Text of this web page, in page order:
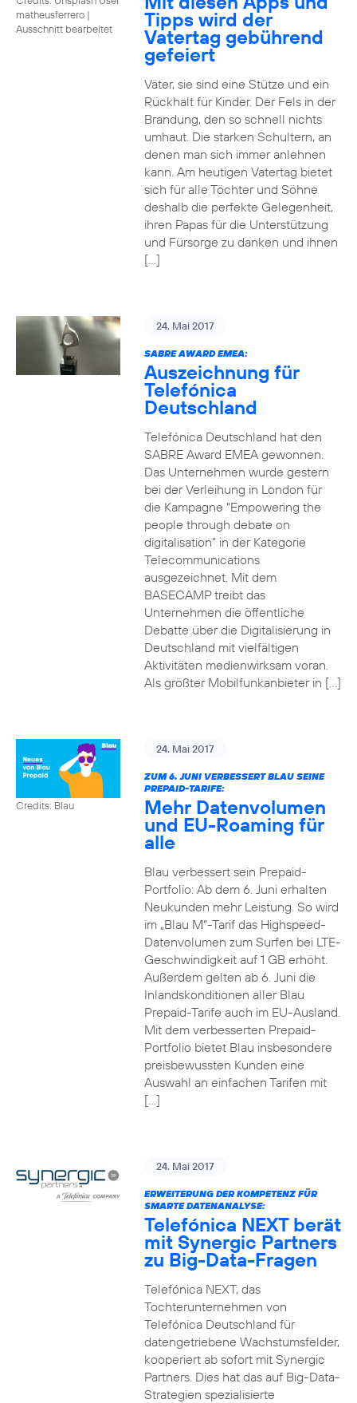
matheusferrero |
Ausschnitt bearbeitet
Tipps wird der
Vatertag gebührend
gefeiert
Väter, sie sind eine Stütze und ein
Rückhalt für Kinder. Der Fels in der
Brandung, den so schnell nichts
umhaut. Die starken Schultern, an
denen man sich immer anlehnen
kann. Am heutigen Vatertag bietet
sich für alle Töchter und Söhne
deshalb die perfekte Gelegenheit,
ihren Papas für die Unterstützung
und Fürsorge zu danken und ihnen
[…]
24. Mai 2017
SABRE AWARD EMEA:
Auszeichnung für
Telefónica
Deutschland
Telefónica Deutschland hat den
SABRE Award EMEA gewonnen.
Das Unternehmen wurde gestern
bei der Verleihung in London für
die Kampagne “Empowering the
people through debate on
digitalisation” in der Kategorie
Telecommunications
ausgezeichnet. Mit dem
BASECAMP treibt das
Unternehmen die öffentliche
Debatte über die Digitalisierung in
Deutschland mit vielfältigen
Aktivitäten medienwirksam voran.
Als größter Mobilfunkanbieter in […]
Credits: Blau
24. Mai 2017
ZUM 6. JUNI VERBESSERT BLAU SEINE
PREPAID-TARIFE:
Mehr Datenvolumen
und EU-Roaming für
alle
Blau verbessert sein Prepaid-
Portfolio: Ab dem 6. Juni erhalten
Neukunden mehr Leistung. So wird
im „Blau M“-Tarif das Highspeed-
Datenvolumen zum Surfen bei LTE-
Geschwindigkeit auf 1 GB erhöht.
Außerdem gelten ab 6. Juni die
Inlandskonditionen aller Blau
Prepaid-Tarife auch im EU-Ausland.
Mit dem verbesserten Prepaid-
Portfolio bietet Blau insbesondere
preisbewussten Kunden eine
Auswahl an einfachen Tarifen mit
[…]
24. Mai 2017
ERWEITERUNG DER KOMPETENZ FÜR
SMARTE DATENANALYSE:
Telefónica NEXT berät
mit Synergic Partners
zu Big-Data-Fragen
Telefónica NEXT, das
Tochterunternehmen von
Telefónica Deutschland für
datengetriebene Wachstumsfelder,
kooperiert ab sofort mit Synergic
Partners. Dies hat das auf Big-Data-
Strategien spezialisierte